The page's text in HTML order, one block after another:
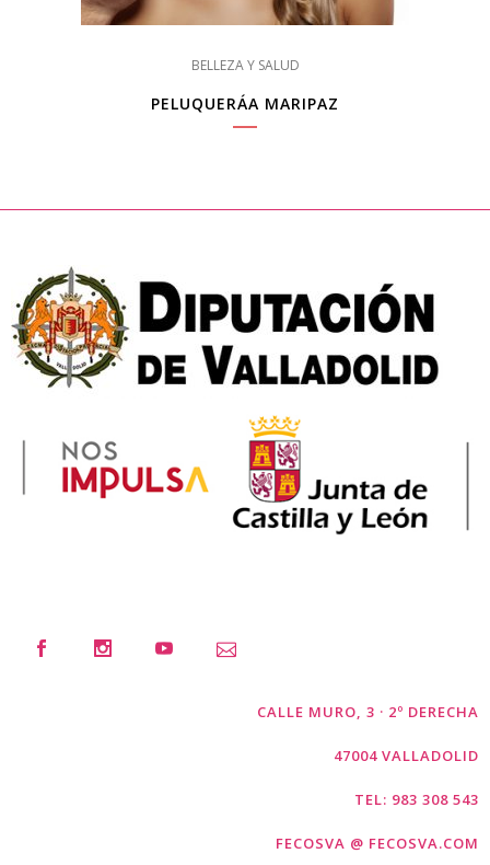
BELLEZA Y SALUD
PELUQUERÁA MARIPAZ
CALLE MURO, 3 · 2º DERECHA
47004 VALLADOLID
TEL: 983 308 543
FECOSVA @ FECOSVA.COM